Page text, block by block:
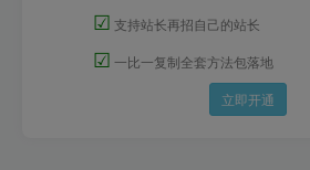
☑ 支持站长再招自己的站长
☑ 一比一复制全套方法包落地
立即开通